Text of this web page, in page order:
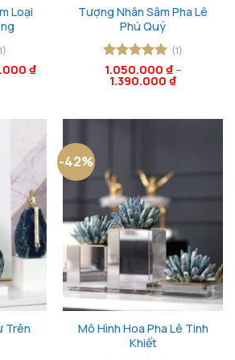
Loại
₫
Tượng Nhân Sâm Pha Lê
Phú Quý
Được xếp
hạng55
(1)
1.050.000 ₫–
1.390.000 ₫
Trên
-42%
Mô Hình Hoa Pha Lê Tinh
Khiết